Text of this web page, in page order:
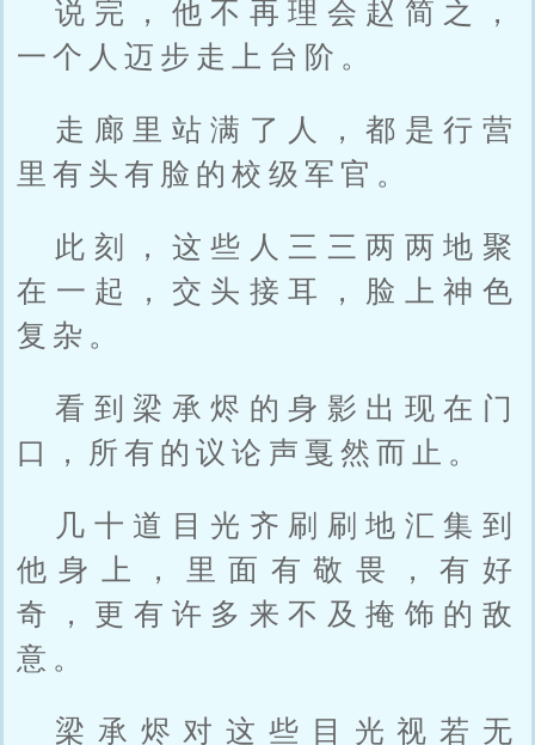
说完，他不再理会赵简之，
一个人迈步走上台阶。
走廊里站满了人，都是行营
里有头有脸的校级军官。
此刻，这些人三三两两地聚
在一起，交头接耳，脸上神色
复杂。
看到梁承烬的身影出现在门
口，所有的议论声戛然而止。
几十道目光齐刷刷地汇集到
他身上，里面有敬畏，有好
奇，更有许多来不及掩饰的敌
意。
梁承烬对这些目光视若无